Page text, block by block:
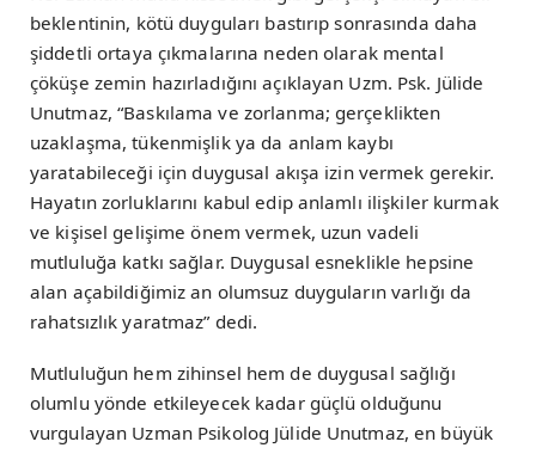
beklentinin, kötü duyguları bastırıp sonrasında daha
şiddetli ortaya çıkmalarına neden olarak mental
çöküşe zemin hazırladığını açıklayan Uzm. Psk. Jülide
Unutmaz, “Baskılama ve zorlanma; gerçeklikten
uzaklaşma, tükenmişlik ya da anlam kaybı
yaratabileceği için duygusal akışa izin vermek gerekir.
Hayatın zorluklarını kabul edip anlamlı ilişkiler kurmak
ve kişisel gelişime önem vermek, uzun vadeli
mutluluğa katkı sağlar. Duygusal esneklikle hepsine
alan açabildiğimiz an olumsuz duyguların varlığı da
rahatsızlık yaratmaz” dedi.
Mutluluğun hem zihinsel hem de duygusal sağlığı
olumlu yönde etkileyecek kadar güçlü olduğunu
vurgulayan Uzman Psikolog Jülide Unutmaz, en büyük